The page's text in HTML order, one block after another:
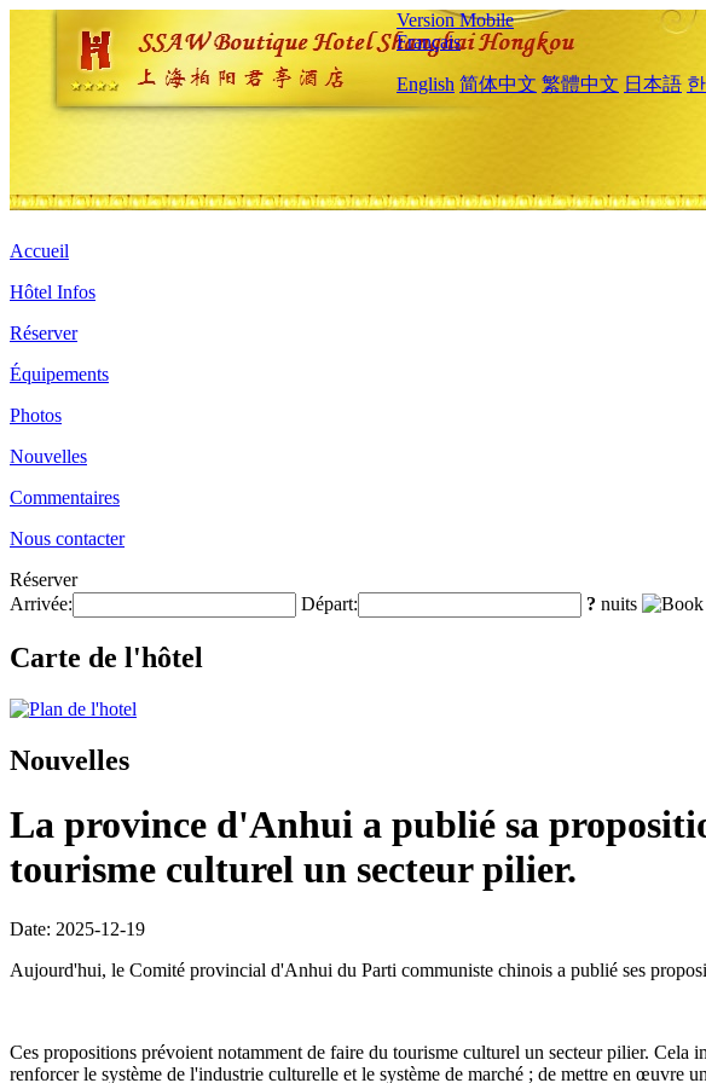
Version Mobile
Français
English 简体中文 繁體中文 日本語
Accueil
Hôtel Infos
Réserver
Équipements
Photos
Nouvelles
Commentaires
Nous contacter
Réserver
Arrivée:
Départ: ? nuits
Carte de l'hôtel
Nouvelles
La province d'Anhui a publié sa
tourisme culturel un secteur pilier.
Date: 2025-12-19
Aujourd'hui, le Comité provincial d'Anhui du Parti communiste chinois a publié ses
Ces propositions prévoient notamment de faire du tourisme culturel un secteur pilier.
renforcer le système de l'industrie culturelle et le système de marché ; de mettre en œuvre